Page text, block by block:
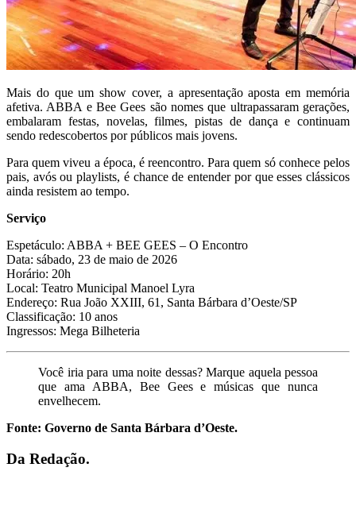
Mais do que um show cover, a apresentação aposta em memória
afetiva. ABBA e Bee Gees são nomes que ultrapassaram gerações,
embalaram festas, novelas, filmes, pistas de dança e continuam
sendo redescobertos por públicos mais jovens.
Para quem viveu a época, é reencontro. Para quem só conhece pelos
pais, avós ou playlists, é chance de entender por que esses clássicos
ainda resistem ao tempo.
Serviço
Espetáculo: ABBA + BEE GEES – O Encontro
Data: sábado, 23 de maio de 2026
Horário: 20h
Local: Teatro Municipal Manoel Lyra
Endereço: Rua João XXIII, 61, Santa Bárbara d’Oeste/SP
Classificação: 10 anos
Ingressos: Mega Bilheteria
Você iria para uma noite dessas? Marque aquela pessoa
que ama ABBA, Bee Gees e músicas que nunca
envelhecem.
Fonte: Governo de Santa Bárbara d’Oeste.
Da Redação.